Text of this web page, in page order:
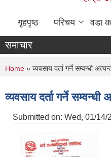
गृहपृष्ठ परिचय वडा
समाचार
You are here
Home » व्यवसाय दर्ता गर्ने सम्वन्धी
व्यवसाय दर्ता गर्ने
Submitted on: Wed, 01/14/